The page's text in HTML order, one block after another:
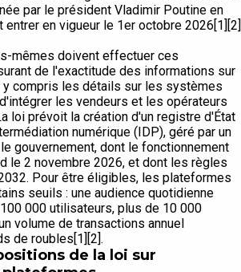
par le président Vladimir Poutine en
en vigueur le 1er octobre 2026[1][2]
mêmes doivent effectuer ces
de l'exactitude des informations sur
compris les détails sur les systèmes
les vendeurs et les opérateurs
loi prévoit la création d'un registre d'État
numérique (IDP), géré par un
gouvernement, dont le fonctionnement
le 2 novembre 2026, et dont les règles
Pour être éligibles, les plateformes
seuils : une audience quotidienne
000 utilisateurs, plus de 10 000
volume de transactions annuel
de roubles[1][2].
de la loi sur